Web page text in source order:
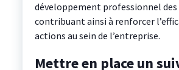
développement professionnel des
contribuant ainsi à renforcer
actions au sein de l’entreprise.
Mettre en place un